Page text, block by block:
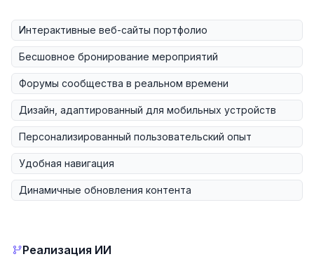
Интерактивные веб-сайты портфолио
Бесшовное бронирование мероприятий
Форумы сообщества в реальном времени
Дизайн, адаптированный для мобильных устройств
Персонализированный пользовательский опыт
Удобная навигация
Динамичные обновления контента
Реализация ИИ